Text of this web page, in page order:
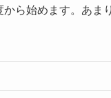
ら始めます。あ